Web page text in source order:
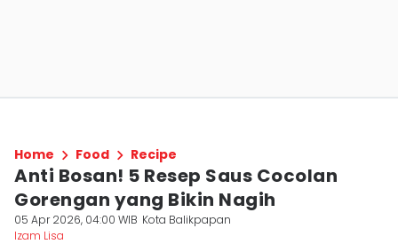
Home Food Recipe
Anti Bosan! 5 Resep Saus Cocolan
Gorengan yang Bikin Nagih
05 Apr 2026, 04:00 WIB Kota Balikpapan
Izam Lisa